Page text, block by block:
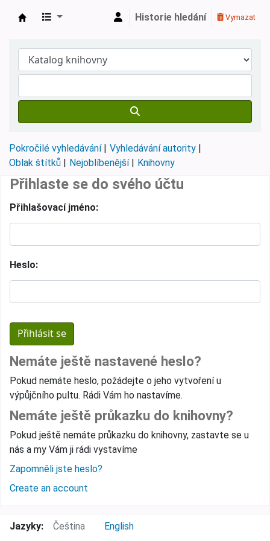
Historie hledání Vymazat
Pokročilé vyhledávání
Vyhledávání autority
Oblak štítků
Nejoblíbenější Knihovny
Přihlaste se do svého účtu
Přihlašovací jméno:
Heslo:
Nemáte ještě nastavené heslo?
Pokud nemáte heslo, požádejte o jeho vytvoření u
výpůjčního pultu. Rádi Vám ho nastavíme.
Nemáte ještě průkazku do knihovny?
Pokud ještě nemáte průkazku do knihovny, zastavte se u
nás a my Vám ji rádi vystavíme
Zapomněli jste heslo?
Create an account
Jazyky: Čeština English